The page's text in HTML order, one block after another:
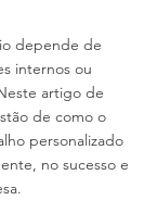
depende de
internos ou
artigo de
de como o
personalizado
no sucesso e